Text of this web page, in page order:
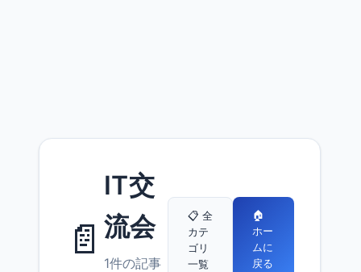
📄
IT交
流会
1件の記事
📋 全
カテ
ゴリ
一覧
🏠
ホー
ムに
戻る